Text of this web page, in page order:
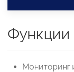
Функции
Мониторинг